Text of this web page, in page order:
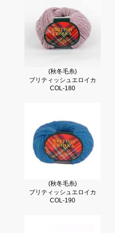
(秋冬毛糸)
ブリティッシュエロイカ
COL-180
(秋冬毛糸)
ブリティッシュエロイカ
COL-190